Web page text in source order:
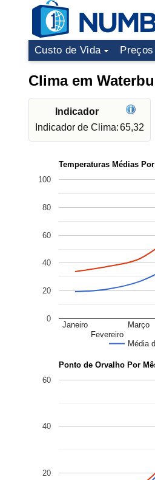
Custo de Vida
Clima em
Indicador
Indicador de Clima:65,32
Temperaturas Médias
Média
Janeiro
Fevereiro
Março
0
20
40
60
80
100
Ponto de Orvalho Por
20
40
60